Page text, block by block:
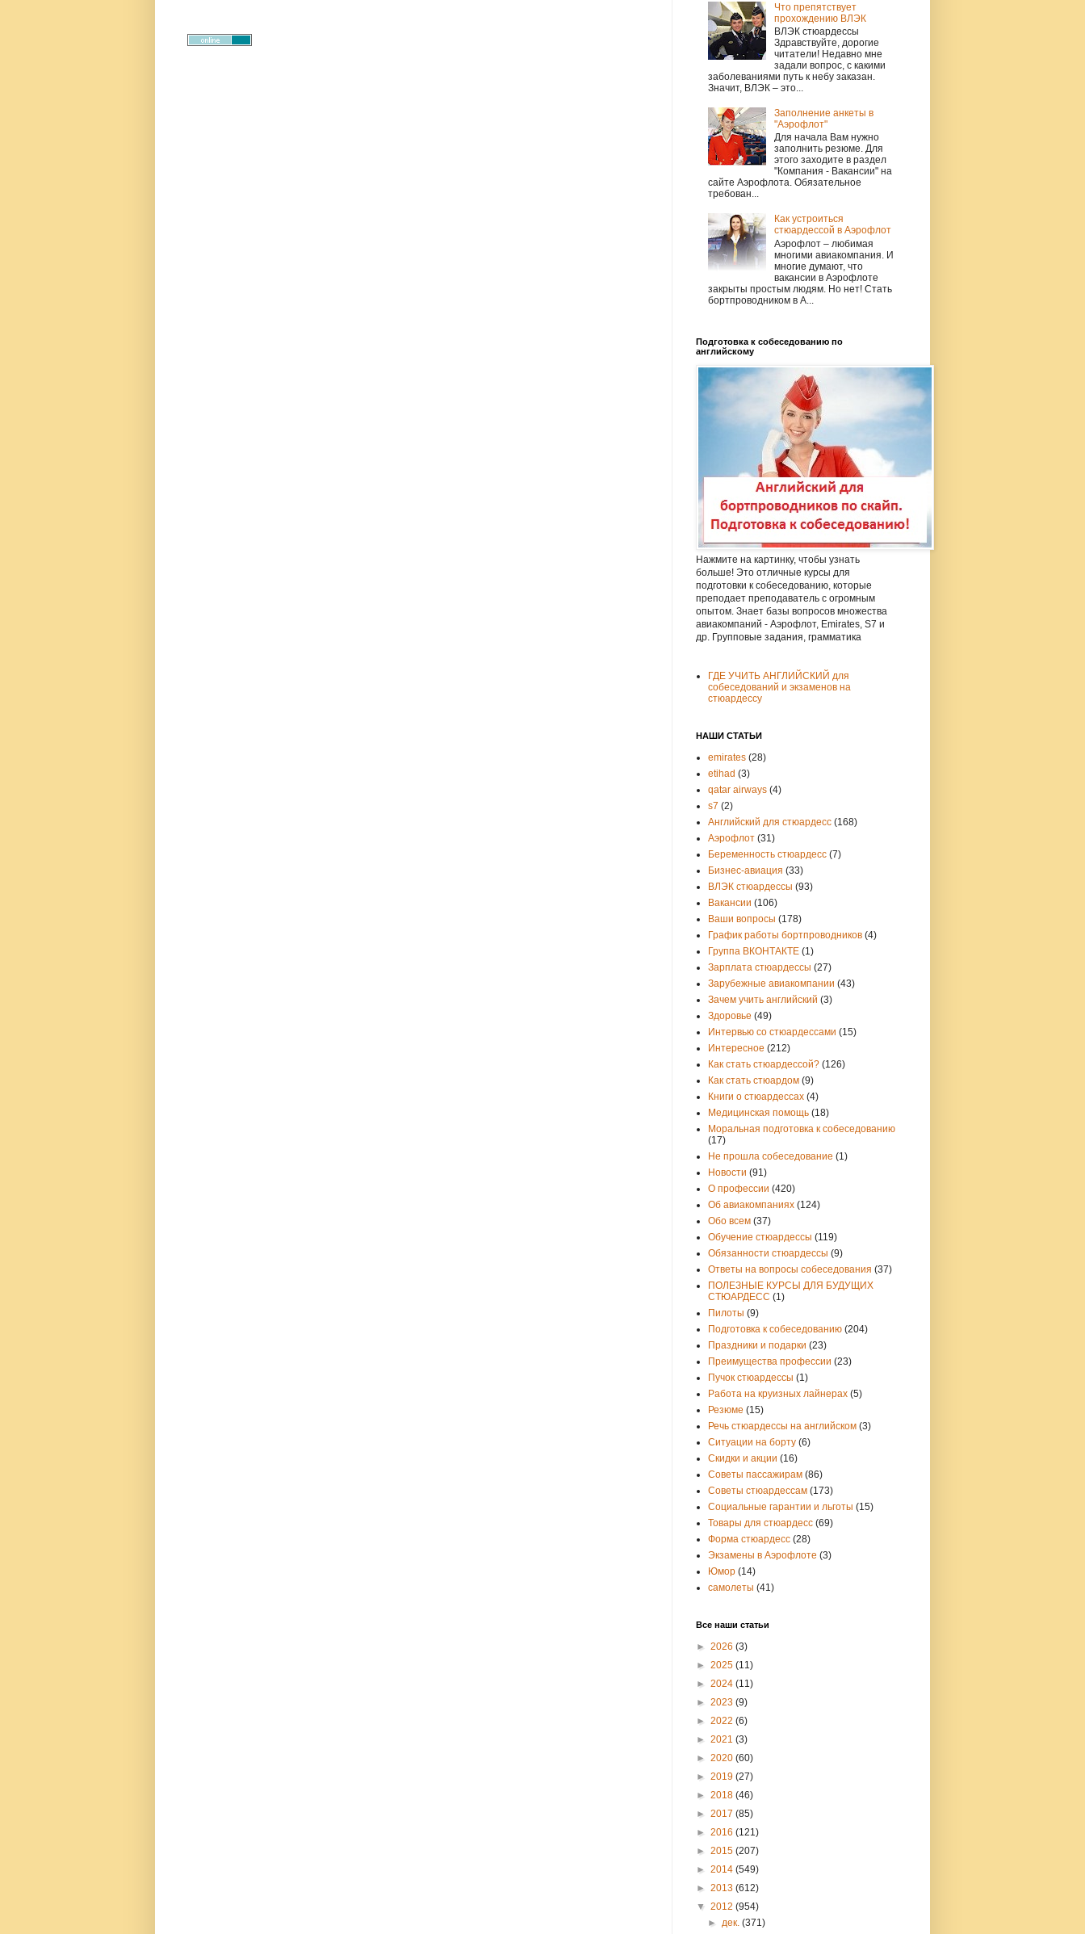
Что препятствует
прохождению ВЛЭК
ВЛЭК стюардессы
Здравствуйте, дорогие
читатели! Недавно мне
задали вопрос, с какими
заболеваниями путь к небу заказан.
Значит, ВЛЭК – это...
Заполнение анкеты в
"Аэрофлот"
Для начала Вам нужно
заполнить резюме. Для
этого заходите в раздел
"Компания - Вакансии" на
сайте Аэрофлота. Обязательное
требован...
Как устроиться
стюардессой в Аэрофлот
Аэрофлот – любимая
многими авиакомпания. И
многие думают, что
вакансии в Аэрофлоте
закрыты простым людям. Но нет! Стать
бортпроводником в А...
Подготовка к собеседованию по
английскому
Нажмите на картинку, чтобы узнать
больше! Это отличные курсы для
подготовки к собеседованию, которые
преподает преподаватель с огромным
опытом. Знает базы вопросов множества
авиакомпаний - Аэрофлот, Emirates, S7 и
др. Групповые задания, грамматика
ГДЕ УЧИТЬ АНГЛИЙСКИЙ для
собеседований и экзаменов на
стюардессу
НАШИ СТАТЬИ
emirates (28)
etihad (3)
qatar airways (4)
s7 (2)
Английский для стюардесс (168)
Аэрофлот (31)
Беременность стюардесс (7)
Бизнес-авиация (33)
ВЛЭК стюардессы (93)
Вакансии (106)
Ваши вопросы (178)
График работы бортпроводников (4)
Группа ВКОНТАКТЕ (1)
Зарплата стюардессы (27)
Зарубежные авиакомпании (43)
Зачем учить английский (3)
Здоровье (49)
Интервью со стюардессами (15)
Интересное (212)
Как стать стюардессой? (126)
Как стать стюардом (9)
Книги о стюардессах (4)
Медицинская помощь (18)
Моральная подготовка к собеседованию
(17)
Не прошла собеседование (1)
Новости (91)
О профессии (420)
Об авиакомпаниях (124)
Обо всем (37)
Обучение стюардессы (119)
Обязанности стюардессы (9)
Ответы на вопросы собеседования (37)
ПОЛЕЗНЫЕ КУРСЫ ДЛЯ БУДУЩИХ
СТЮАРДЕСС (1)
Пилоты (9)
Подготовка к собеседованию (204)
Праздники и подарки (23)
Преимущества профессии (23)
Пучок стюардессы (1)
Работа на круизных лайнерах (5)
Резюме (15)
Речь стюардессы на английском (3)
Ситуации на борту (6)
Скидки и акции (16)
Советы пассажирам (86)
Советы стюардессам (173)
Социальные гарантии и льготы (15)
Товары для стюардесс (69)
Форма стюардесс (28)
Экзамены в Аэрофлоте (3)
Юмор (14)
самолеты (41)
Все наши статьи
► 2026 (3)
► 2025 (11)
► 2024 (11)
► 2023 (9)
► 2022 (6)
► 2021 (3)
► 2020 (60)
► 2019 (27)
► 2018 (46)
► 2017 (85)
► 2016 (121)
► 2015 (207)
► 2014 (549)
► 2013 (612)
▼ 2012 (954)
►дек.(371)